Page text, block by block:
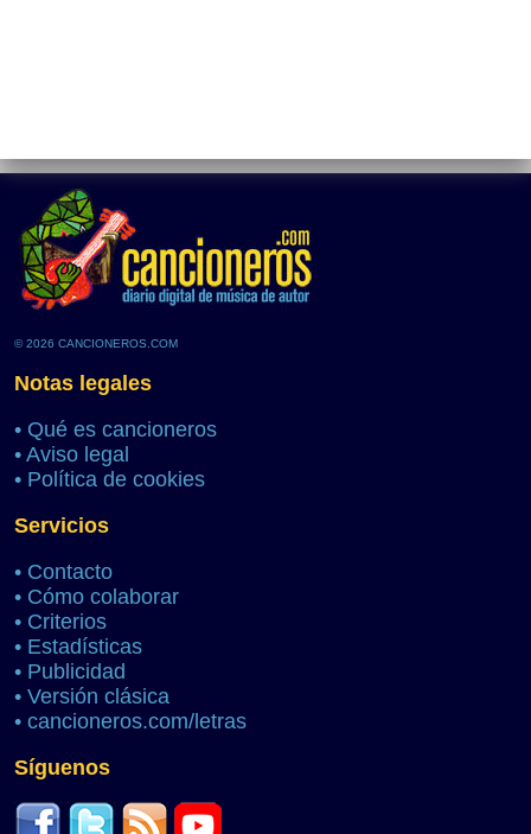
© 2026 CANCIONEROS.COM
Notas legales
• Qué es cancioneros
• Aviso legal
• Política de cookies
Servicios
• Contacto
• Cómo colaborar
• Criterios
• Estadísticas
• Publicidad
• Versión clásica
• cancioneros.com/letras
Síguenos